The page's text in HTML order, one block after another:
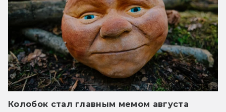
Колобок стал главным мемом августа